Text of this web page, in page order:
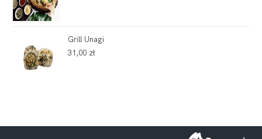
Grill Unagi
31,00 zł